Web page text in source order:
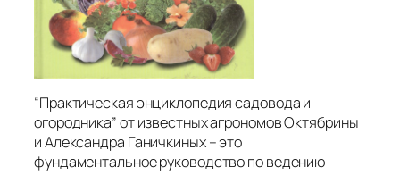
“Практическая энциклопедия садовода и
огородника” от известных агрономов Октябрины
и Александра Ганичкиных – это
фундаментальное руководство по ведению